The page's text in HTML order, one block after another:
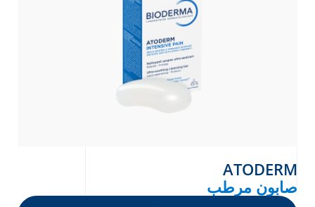
ATODERM
صابون مرطب